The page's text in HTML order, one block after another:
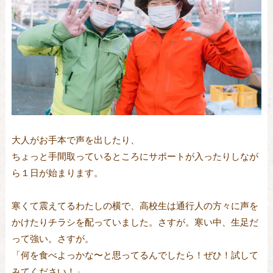
大人がお手本で声を出したり、
ちょっと手間取っているところにサポートが入ったりしなが
ら１日が始まります。
寒くて震えてるわたしの横で、高校生は通行人の方々に声を
かけたりチラシを配っていました。さすが。寒い中、生足だ
って強い。さすが。
「何を食べよっかな〜と思ってるんでしたら！ぜひ！試して